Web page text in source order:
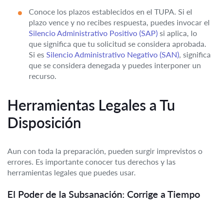
Conoce los plazos establecidos en el TUPA. Si el
plazo vence y no recibes respuesta, puedes invocar el
Silencio Administrativo Positivo (SAP) si aplica, lo
que significa que tu solicitud se considera aprobada.
Si es Silencio Administrativo Negativo (SAN), significa
que se considera denegada y puedes interponer un
recurso.
Herramientas Legales a Tu
Disposición
Aun con toda la preparación, pueden surgir imprevistos o
errores. Es importante conocer tus derechos y las
herramientas legales que puedes usar.
El Poder de la Subsanación: Corrige a Tiempo